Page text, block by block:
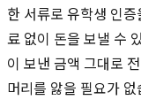
한 서류로 유학생 인
료 없이 돈을 보낼 수
이 보낸 금액 그대로
머리를 앓을 필요가